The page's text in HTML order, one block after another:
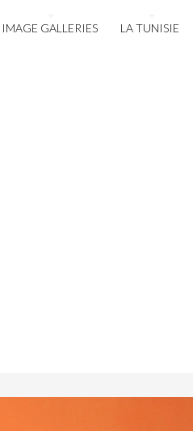
IMAGE GALLERIES LA TUNISIE